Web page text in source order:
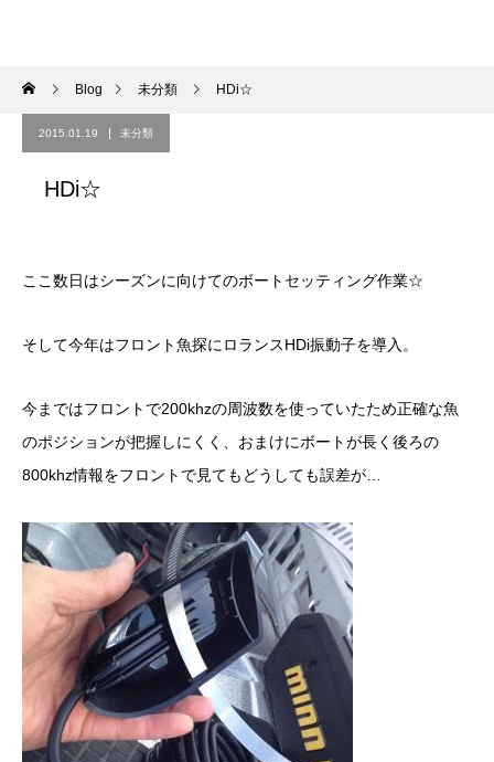
Blog 未分類 HDi☆
2015.01.19 未分類
HDi☆
ここ数日はシーズンに向けてのボートセッティング作業☆
そして今年はフロント魚探にロランスHDi振動子を導入。
今まではフロントで200khzの周波数を使っていたため正確な魚
のポジションが把握しにくく、おまけにボートが長く後ろの
800khz情報をフロントで見てもどうしても誤差が…